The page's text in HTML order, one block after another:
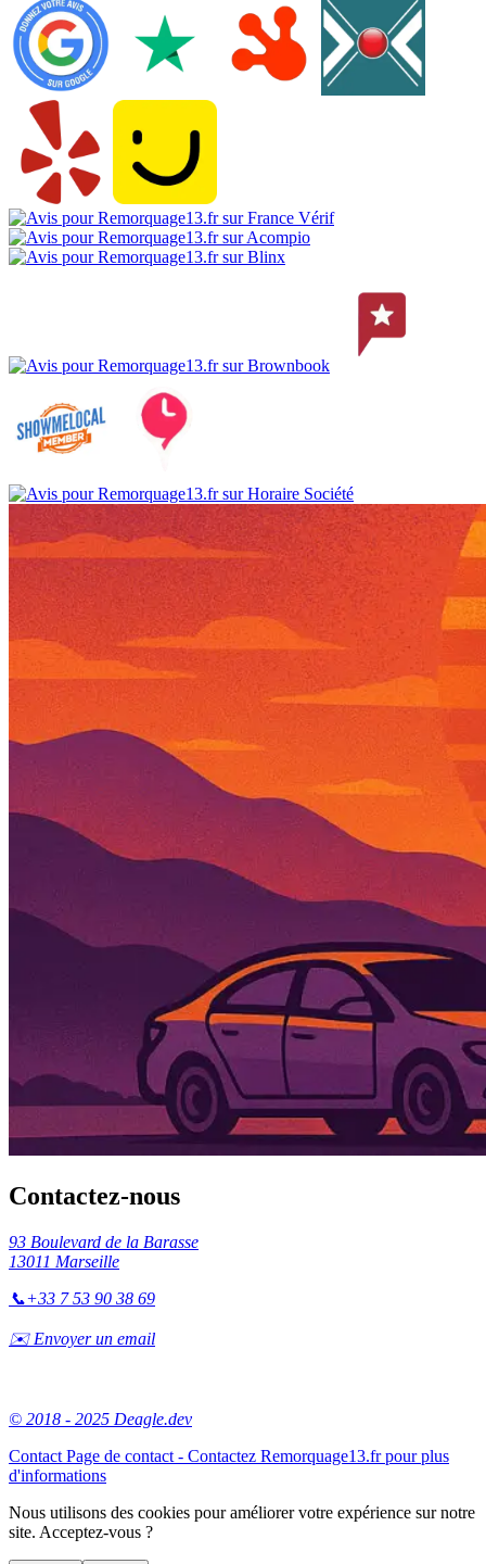
Contactez-nous
93 Boulevard de la Barasse
13011 Marseille
📞+33 7 53 90 38 69
✉️ Envoyer un email
© 2018 - 2025 Deagle.dev
Contact Page de contact - Contactez Remorquage13.fr pour plus
d'informations
Nous utilisons des cookies pour améliorer votre expérience sur notre
site. Acceptez-vous ?